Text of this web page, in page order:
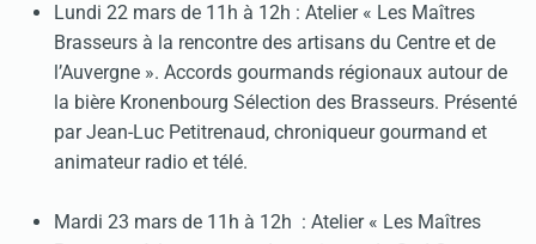
Lundi 22 mars de 11h à 12h : Atelier « Les Maîtres
Brasseurs à la rencontre des artisans du Centre et de
l’Auvergne ». Accords gourmands régionaux autour de
la bière Kronenbourg Sélection des Brasseurs. Présenté
par Jean-Luc Petitrenaud, chroniqueur gourmand et
animateur radio et télé.
Mardi 23 mars de 11h à 12h : Atelier « Les Maîtres